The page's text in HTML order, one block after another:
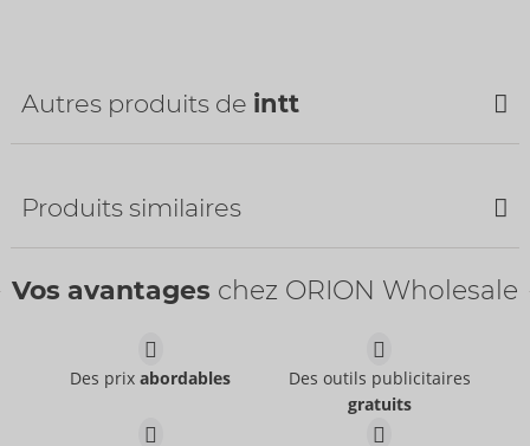
Autres produits de intt
Hydra Plus
Produits similaires
Vos avantages chez ORION Wholesale
Des prixabordables
Des outils publicitaires
gratuits